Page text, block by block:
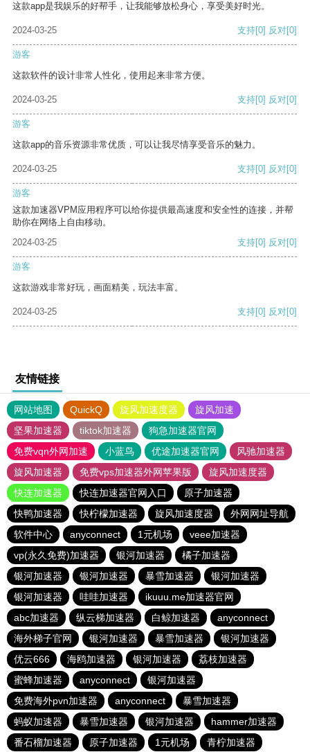
这款app是我娱乐的好帮手，让我能够放松身心，享受美好时光。
2024-03-25 支持[0] 反对[0]
游客
这款软件的设计非常人性化，使用起来非常方便。
2024-03-25 支持[0] 反对[0]
游客
这款app的音乐资源非常优质，可以让我尽情享受音乐的魅力。
2024-03-25 支持[0] 反对[0]
游客
这款加速器VPM应用程序可以给你提供最高速度和安全性的连接，并帮
助你在网络上自由移动。
2024-03-25
支持[0] 反对[0]
游客
这款游戏非常好玩，画面精美，玩法丰富。
2024-03-25 支持[0] 反对[0]
友情链接
网站地图 QuickQ 旋风加速度器
旋风加速
坚果加速器
tiktok加速器
狗急加速器官网
免费vqn外网加速
小蓝鸟 优途加速器官网
风驰加速器
旋风加速器
免费vps加速器外网苹果版
旋风加速度器
快连加速器
快连加速器官网入口
原子加速器
快鸭加速器
快柠檬加速器 旋风加速度器
外网网址导航
软件中心
anyconnect 1元机场
veee加速器
vp(永久免费)加速器
银河加速器
橘子加速器
银河加速器
银河加速器 暴雪加速器
银河加速器
银河加速器
哇哇加速器
ikuuu.me加速器官网
abc加速器
纵云梯加速器 白鲸加速器
anyconnect
海外梯子官网
银河加速器 暴雪加速器
银河加速器
优云666
海鸥加速器 银河加速器
荔枝加速器
蜜蜂加速器
anyconnect
银河加速器
免费海外pvn加速器
anyconnect
暴雪加速器
蚂蚁加速器
暴雪加速器 银河加速器
hammer加速器
番石榴加速器
原子加速器 1元机场 青柠加速器